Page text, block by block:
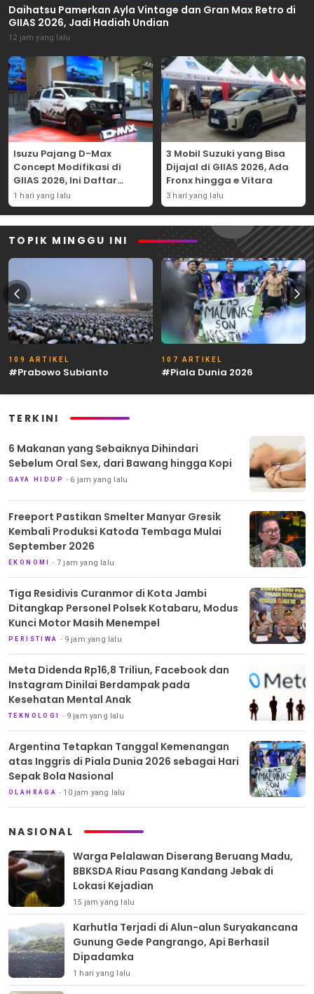
Daihatsu Pamerkan Ayla Vintage dan Gran Max Retro di
GIIAS 2026, Jadi Hadiah Undian
12 jam yang lalu
Isuzu Pajang D-Max
Concept Modifikasi di
GIIAS 2026, Ini Daftar
Ubahannya
1 hari yang lalu
3 Mobil Suzuki yang Bisa
Dijajal di GIIAS 2026, Ada
Fronx hingga e Vitara
3 hari yang lalu
TOPIK MINGGU INI
109 ARTIKEL
#Prabowo Subianto
107 ARTIKEL
#Piala Dunia 2026
TERKINI
6 Makanan yang Sebaiknya Dihindari
Sebelum Oral Sex, dari Bawang hingga Kopi
GAYA HIDUP 6 jam yang lalu
Freeport Pastikan Smelter Manyar Gresik
Kembali Produksi Katoda Tembaga Mulai
September 2026
EKONOMI 7 jam yang lalu
Tiga Residivis Curanmor di Kota Jambi
Ditangkap Personel Polsek Kotabaru, Modus
Kunci Motor Masih Menempel
PERISTIWA 9 jam yang lalu
Meta Didenda Rp16,8 Triliun, Facebook dan
Instagram Dinilai Berdampak pada
Kesehatan Mental Anak
TEKNOLOGI 9 jam yang lalu
Argentina Tetapkan Tanggal Kemenangan
atas Inggris di Piala Dunia 2026 sebagai Hari
Sepak Bola Nasional
OLAHRAGA 10 jam yang lalu
NASIONAL
Warga Pelalawan Diserang Beruang Madu,
BBKSDA Riau Pasang Kandang Jebak di
Lokasi Kejadian
15 jam yang lalu
Karhutla Terjadi di Alun-alun Suryakancana
Gunung Gede Pangrango, Api Berhasil
Dipadamka
1 hari yang lalu